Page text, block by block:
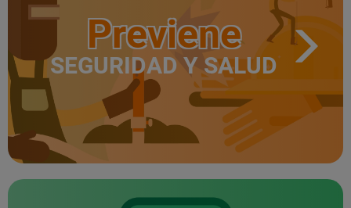
Previene
SEGURIDAD Y SALUD